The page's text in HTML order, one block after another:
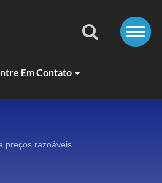
Em Contato
preços razoáveis.